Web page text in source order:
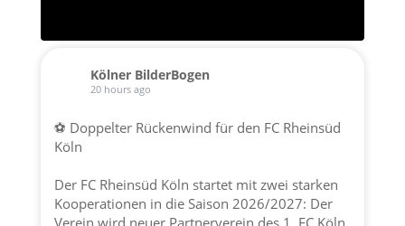
Kölner BilderBogen
20 hours ago
⚽ Doppelter Rückenwind für den FC Rheinsüd
Köln
Der FC Rheinsüd Köln startet mit zwei starken
Kooperationen in die Saison 2026/2027: Der